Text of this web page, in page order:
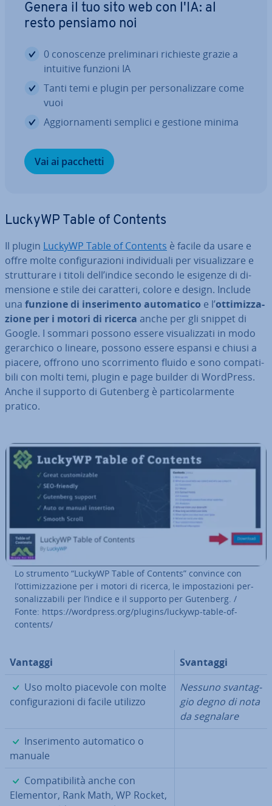
Genera il tuo sito web con l'IA: al
resto pensiamo noi
0 co­no­scen­ze pre­li­mi­na­ri richieste grazie a
intuitive funzioni IA
Tanti temi e plugin per per­so­na­liz­za­re come
vuoi
Ag­gior­na­men­ti semplici e gestione minima
Vai ai pacchetti
LuckyWP Table of Contents
Il plugin LuckyWP Table of Contents è facile da usare e
offre molte con­fi­gu­ra­zio­ni in­di­vi­dua­li per vi­sua­liz­za­re e
strut­tu­ra­re i titoli dell’indice secondo le esigenze di di­
men­sio­ne e stile dei caratteri, colore e design. Include
una funzione di in­se­ri­men­to au­to­ma­ti­co e l’ot­ti­miz­za­
zio­ne per i motori di ricerca anche per gli snippet di
Google. I sommari possono essere vi­sua­liz­za­ti in modo
ge­rar­chi­co o lineare, possono essere espansi e chiusi a
piacere, offrono uno scor­ri­men­to fluido e sono com­pa­ti­
bi­li con molti temi, plugin e page builder di WordPress.
Anche il supporto di Gutenberg è par­ti­co­lar­men­te
pratico.
Lo strumento “LuckyWP Table of Contents” convince con
l’ot­ti­miz­za­zio­ne per i motori di ricerca, le im­po­sta­zio­ni per­
so­na­liz­za­bi­li per l’indice e il supporto per Gutenberg. /
Fonte: https://wordpress.org/plugins/luckywp-table-of-
contents/
Vantaggi
Svantaggi
✓
Uso molto piacevole con molte
con­fi­gu­ra­zio­ni di facile utilizzo
Nessuno svan­tag­
gio degno di nota
da segnalare
✓
In­se­ri­men­to au­to­ma­ti­co o
manuale
✓
Com­pa­ti­bi­li­tà anche con
Elementor, Rank Math, WP Rocket,